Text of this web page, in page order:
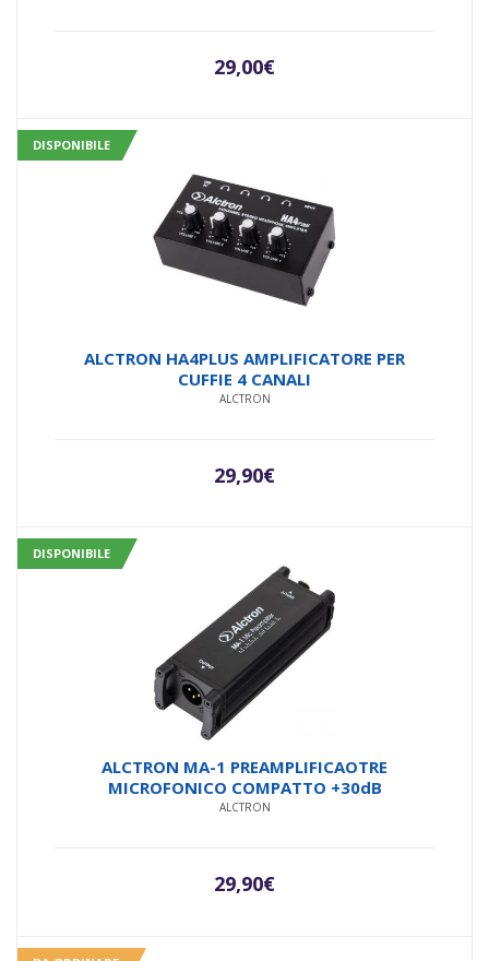
29,00€
DISPONIBILE
ALCTRON HA4PLUS AMPLIFICATORE PER
CUFFIE 4 CANALI
ALCTRON
29,90€
DISPONIBILE
ALCTRON MA-1 PREAMPLIFICAOTRE
MICROFONICO COMPATTO +30dB
ALCTRON
29,90€